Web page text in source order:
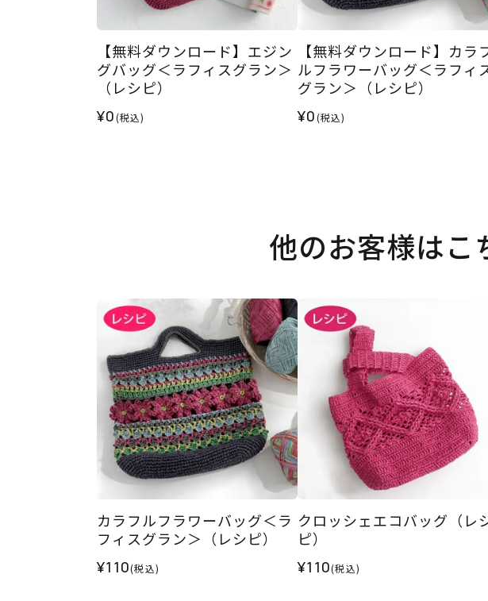
【無料ダウンロード】エジン
グバッグ＜ラフィスグラン＞
（レシピ）
¥0(税込)
【無料ダウンロード】カラ
ルフラワーバッグ＜ラフィ
グラン＞（レシピ）
¥0(税込)
他のお客様はこ
カラフルフラワーバッグ＜ラ
フィスグラン＞（レシピ）
¥110(税込)
クロッシェエコバッグ（レ
ピ）
¥110(税込)